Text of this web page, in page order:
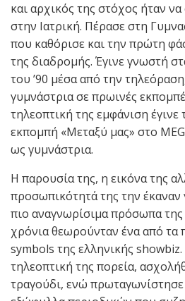
και αρχικός της στόχος ήταν
στην Ιατρική. Πέρασε στη
που καθόρισε και την πρώτη
της διαδρομής. Έγινε γνωστή
του ’90 μέσα από την
γυμνάστρια σε πρωινές
τηλεοπτική της εμφάνιση
εκπομπή «Μεταξύ μας» στο
ως γυμνάστρια.
Η παρουσία της, η εικόνα της
προσωπικότητά της την
πιο αναγνωρίσιμα πρόσωπα
χρόνια θεωρούνταν ένα από τα
symbols της ελληνικής
τηλεοπτική της πορεία,
τραγούδι, ενώ